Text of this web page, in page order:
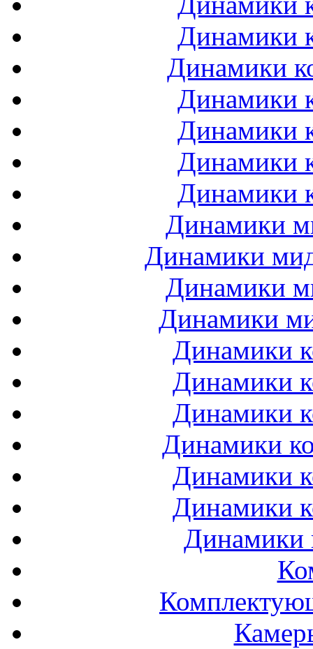
Динамики
Динамики
Динамики
Динамики
Динамики
Динамики
Динамики
Динамики
Динамики
Динамики
Динамики
Динамики
Динамики
Динамики
Динамики
Динамики
Динамики